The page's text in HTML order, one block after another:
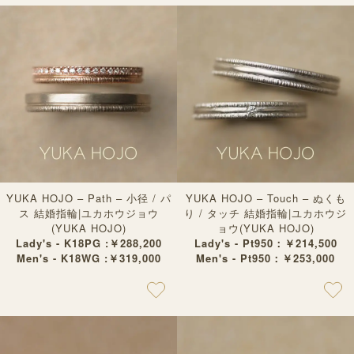
YUKA HOJO – Path – 小径 / パ
ス 結婚指輪|ユカホウジョウ
(YUKA HOJO)
Lady's - K18PG :￥288,200
Men's - K18WG :￥319,000
YUKA HOJO – Touch – ぬくも
り / タッチ 結婚指輪|ユカホウジ
ョウ(YUKA HOJO)
Lady's - Pt950：￥214,500
Men's - Pt950：￥253,000